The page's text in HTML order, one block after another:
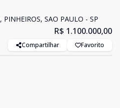
SAO PAULO - SP
R$ 1.100.000,00
Compartilhar Favorito